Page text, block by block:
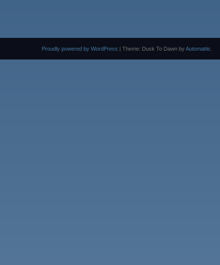
Proudly powered by WordPress | Theme: Dusk To Dawn byAutomattic